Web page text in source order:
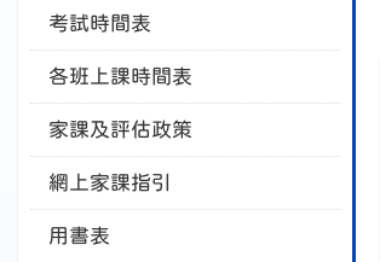
考試時間表
各班上課時間表
家課及評估政策
網上家課指引
用書表